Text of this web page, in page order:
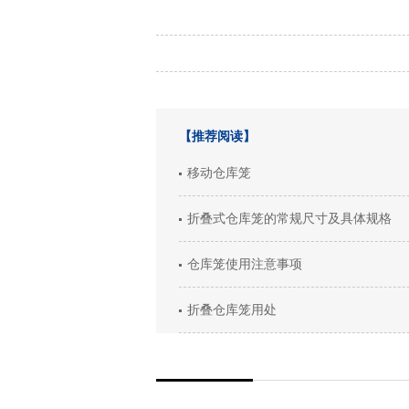
【推荐阅读】
移动仓库笼
折叠式仓库笼的常规尺寸及具体规格
仓库笼使用注意事项
折叠仓库笼用处